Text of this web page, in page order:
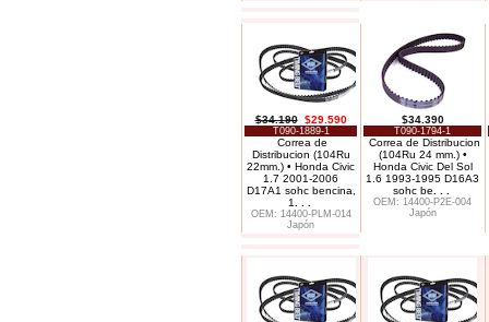
$34.190 $29.590
T090-1889-1
Correa de
Distribucion (104Ru
22mm.) • Honda Civic
1.7 2001-2006
D17A1 sohc bencina,
1
OEM: 14400-PLM-014
Japón
$34.390
T090-1794-1
Correa de Distribucion
(104Ru 24 mm.) •
Honda Civic Del Sol
1.6 1993-1995 D16A3
sohc be
OEM: 14400-P2E-004
Japón